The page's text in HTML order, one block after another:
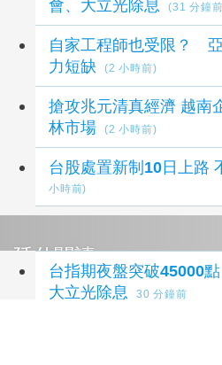
會、大立光除息
(31 分鐘
自家工程師也受限？
力短缺
(2 小時前)
搶攻兆元清真經濟 越南企業多元布局全球穆斯
林市場
(2 小時前)
台股處置新制10日上路
小時前)
延伸閱讀
台指期夜盤突破45000
大立光除息
30 分鐘前